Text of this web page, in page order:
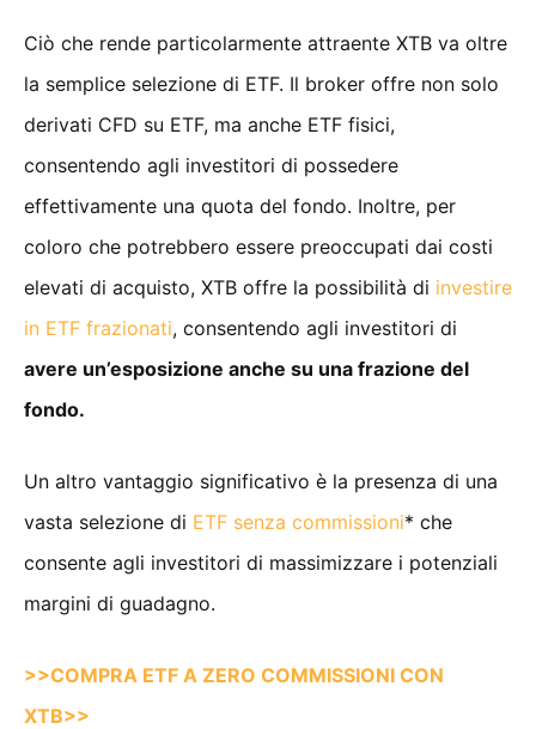
Ciò che rende particolarmente attraente XTB va oltre
la semplice selezione di ETF. Il broker offre non solo
derivati CFD su ETF, ma anche ETF fisici,
consentendo agli investitori di possedere
effettivamente una quota del fondo. Inoltre, per
coloro che potrebbero essere preoccupati dai costi
elevati di acquisto, XTB offre la possibilità di investire
in ETF frazionati, consentendo agli investitori di
avere un’esposizione anche su una frazione del
fondo.
Un altro vantaggio significativo è la presenza di una
vasta selezione di ETF senza commissioni* che
consente agli investitori di massimizzare i potenziali
margini di guadagno.
>>COMPRA ETF A ZERO COMMISSIONI CON
XTB>>